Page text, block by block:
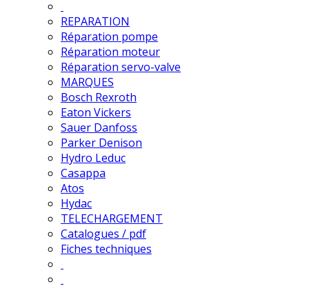
REPARATION
Réparation pompe
Réparation moteur
Réparation servo-valve
MARQUES
Bosch Rexroth
Eaton Vickers
Sauer Danfoss
Parker Denison
Hydro Leduc
Casappa
Atos
Hydac
TELECHARGEMENT
Catalogues / pdf
Fiches techniques